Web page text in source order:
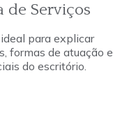
de Serviços
para explicar
formas de atuação e
do escritório.